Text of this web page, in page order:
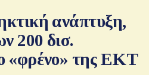
ανάπτυξη,
200 δισ.
«φρένο» της ΕΚΤ